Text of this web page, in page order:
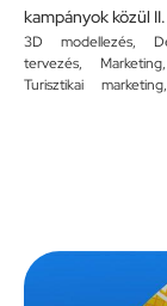
kampányok közül
3D modellezés,
tervezés, Marketing
Turisztikai marketing